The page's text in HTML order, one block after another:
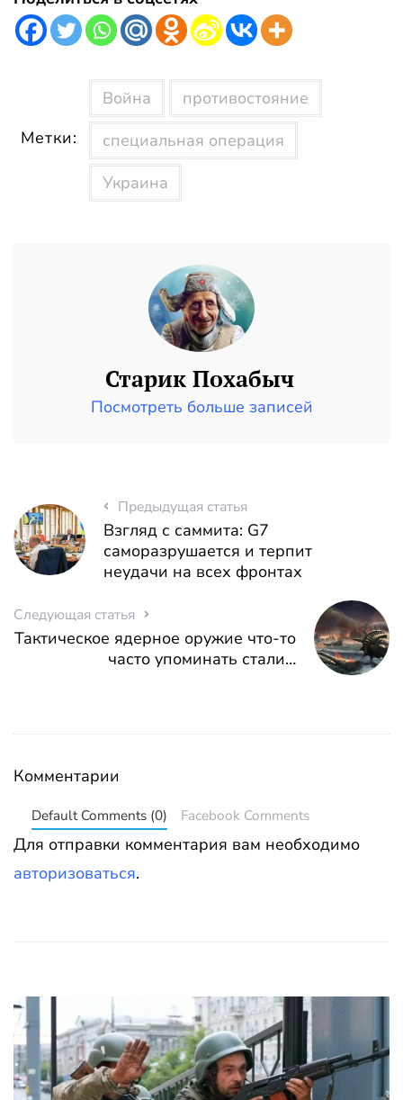
Метки:
Война
противостояние
специальная операция
Украина
Старик Похабыч
Посмотреть больше записей
Предыдущая статья
Взгляд с саммита: G7
саморазрушается и терпит
неудачи на всех фронтах
Следующая статья
Тактическое ядерное оружие что-то
часто упоминать стали…
Комментарии
Default Comments (0) Facebook Comments
Для отправки комментария вам необходимо
авторизоваться.